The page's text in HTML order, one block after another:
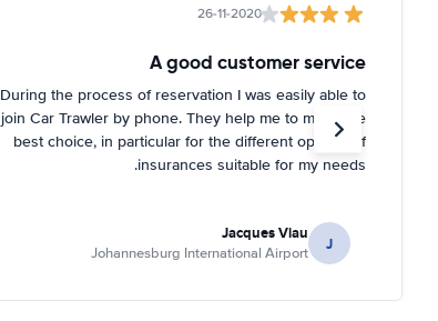
26-11-2020
A good customer service
During the process of reservation I was easily able to
join Car Trawler by phone. They help me to make the
best choice, in particular for the different options of
insurances suitable for my needs.
J
Jacques Viau
Johannesburg International Airport